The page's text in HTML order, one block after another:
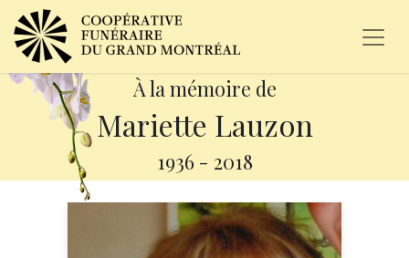
À la mémoire de
Mariette Lauzon
1936 - 2018